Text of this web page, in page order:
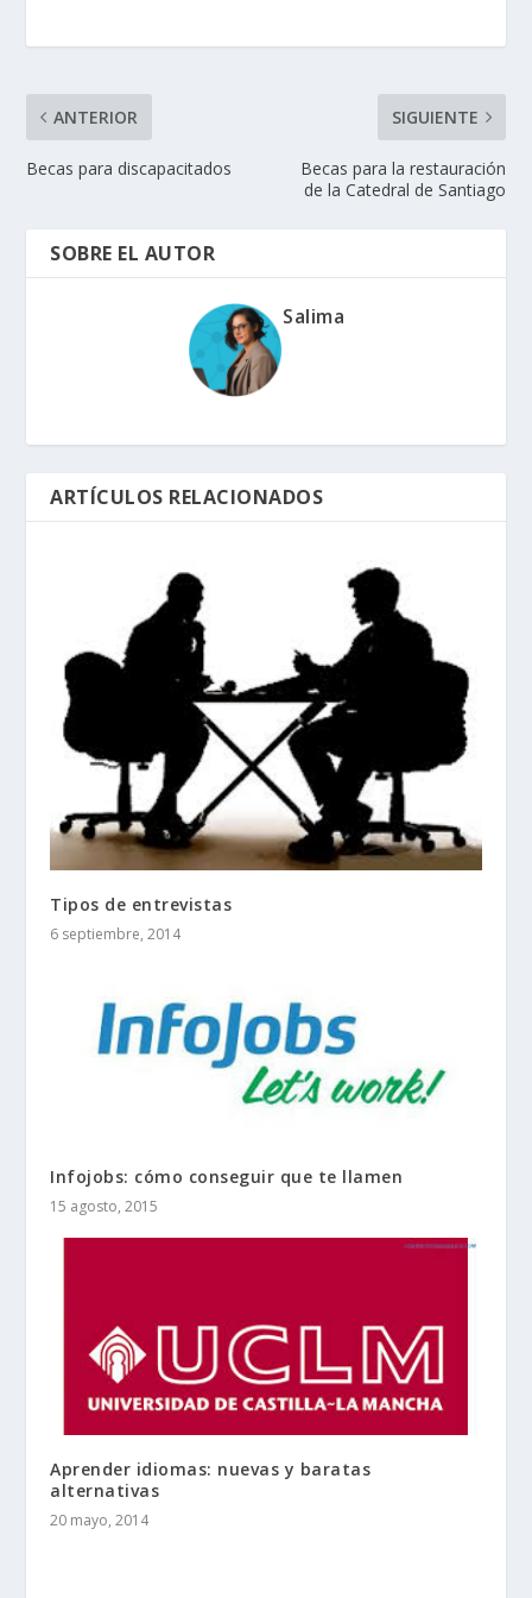
ANTERIOR
Becas para discapacitados
SIGUIENTE
Becas para la restauración
de la Catedral de Santiago
SOBRE EL AUTOR
Salima
ARTÍCULOS RELACIONADOS
Tipos de entrevistas
6 septiembre, 2014
Infojobs: cómo conseguir que te llamen
15 agosto, 2015
Aprender idiomas: nuevas y baratas
alternativas
20 mayo, 2014